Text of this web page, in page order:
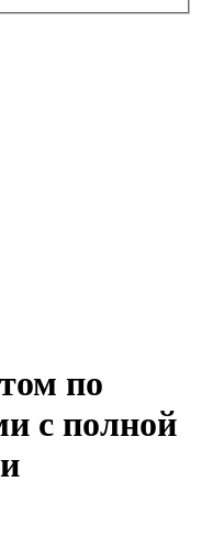
по
с полной